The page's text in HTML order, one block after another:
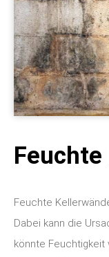
Feuchte
Dabei kann die
könnte Feuchtigkeit